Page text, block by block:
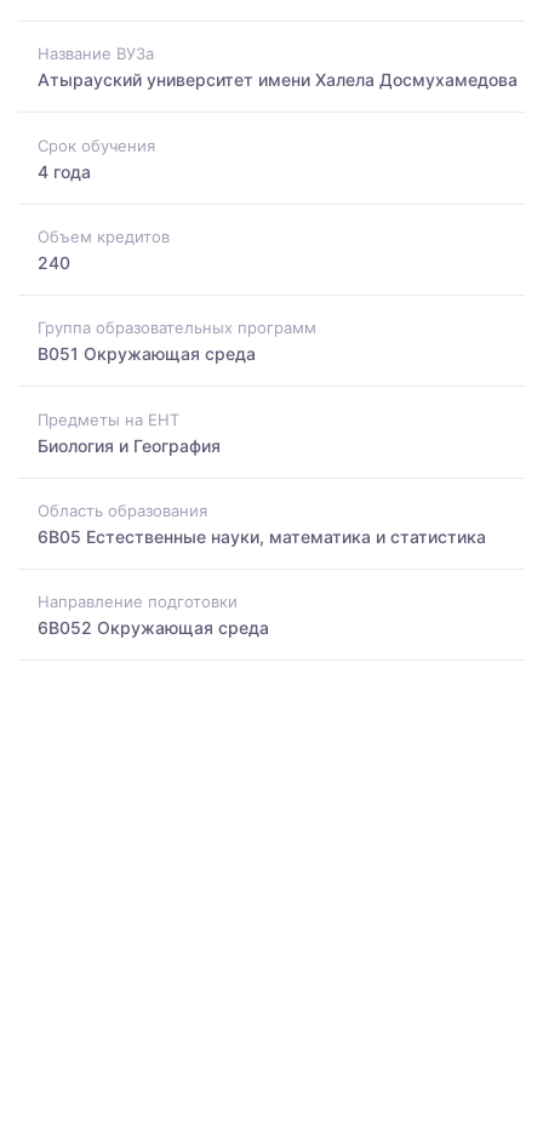
Название ВУЗа
Атырауский университет имени Халела Досмухамедова
Срок обучения
4 года
Объем кредитов
240
Группа образовательных программ
B051 Окружающая среда
Предметы на ЕНТ
Биология и География
Область образования
6B05 Естественные науки, математика и статистика
Направление подготовки
6B052 Окружающая среда